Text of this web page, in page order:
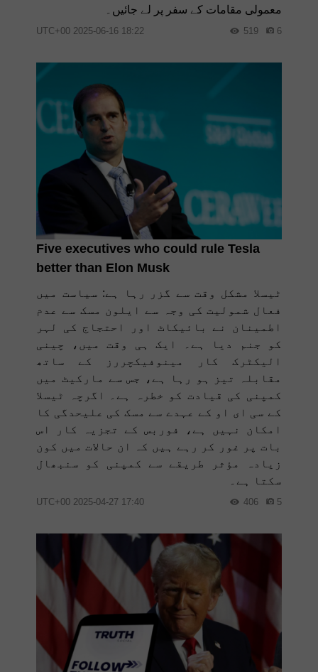
معمولی مقامات کے سفر پر لے جائیں۔
18:22 2025-06-16 UTC+00 6
519
Five executives who could rule Tesla
better than Elon Musk
ٹیسلا مشکل وقت سے گزر رہا ہے: سیاست میں
فعال شمولیت کی وجہ سے ایلون مسک سے عدم
اطمینان نے بائیکاٹ اور احتجاج کی لہر
کو جنم دیا ہے۔ ایک ہی وقت میں، چینی
الیکٹرک کار مینوفیکچررز کے ساتھ
مقابلہ تیز ہو رہا ہے، جس سے مارکیٹ میں
کمپنی کی قیادت کو خطرہ ہے۔ اگرچہ ٹیسلا
کے سی ای او کے عہدے سے مسک کی علیحدگی کا
امکان نہیں ہے، فوربس کے تجزیہ کار اس
بات پر غور کر رہے ہیں کہ ان حالات میں کون
زیادہ مؤثر طریقے سے کمپنی کو سنبھال
سکتا ہے۔
17:40 2025-04-27 UTC+00 5
406